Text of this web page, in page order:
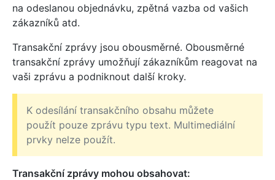
na odeslanou objednávku, zpětná vazba od vašich
zákazníků atd.
Transakční zprávy jsou obousměrné. Obousměrné
transakční zprávy umožňují zákazníkům reagovat na
vaši zprávu a podniknout další kroky.
K odesílání transakčního obsahu můžete
použít pouze zprávu typu text. Multimediální
prvky nelze použít.
Transakční zprávy mohou obsahovat: